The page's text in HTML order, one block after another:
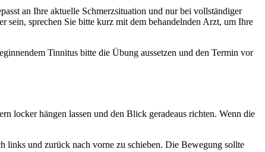
an Ihre aktuelle Schmerzsituation und nur bei vollständiger
sein, sprechen Sie bitte kurz mit dem behandelnden Arzt, um Ihre
Tinnitus bitte die Übung aussetzen und den Termin vor
locker hängen lassen und den Blick geradeaus richten. Wenn die
und zurück nach vorne zu schieben. Die Bewegung sollte